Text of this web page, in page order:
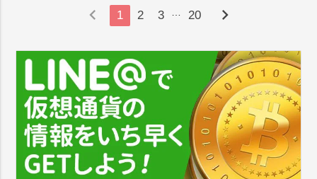
chevron_left 1 2 3 20 chevron_right